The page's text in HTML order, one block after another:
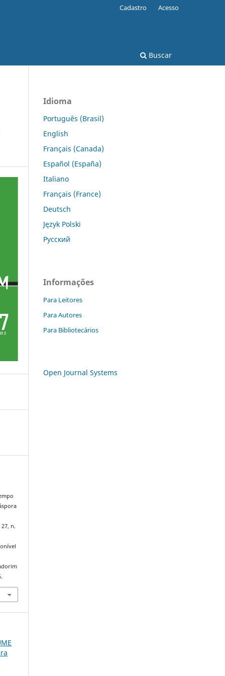
Buscar
Cadastro Acesso
n.
Idioma
Português (Brasil)
English
Français (Canada)
Español (España)
Italiano
Français (France)
Deutsch
Język Polski
Русский
Informações
Para Leitores
Para Autores
Para Bibliotecários
Open Journal Systems